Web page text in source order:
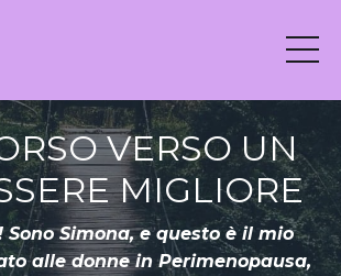
VERSO UN
MIGLIORE
Sono Simona, e questo è il mio
alle donne in Perimenopausa,